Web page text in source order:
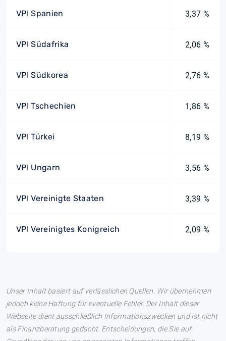
VPI Spanien 3,37 %
VPI Südafrika 2,06 %
VPI Südkorea 2,76 %
VPI Tschechien 1,86 %
VPI Türkei 8,19 %
VPI Ungarn 3,56 %
VPI Vereinigte Staaten 3,39 %
VPI Vereinigtes Konigreich 2,09 %
Unser Inhalt basiert auf verlässlichen Quellen. Wir übernehmen
jedoch keine Haftung für eventuelle Fehler. Der Inhalt dieser
Webseite dient ausschließlich Informationszwecken und ist nicht
als Finanzberatung gedacht. Entscheidungen, die Sie auf